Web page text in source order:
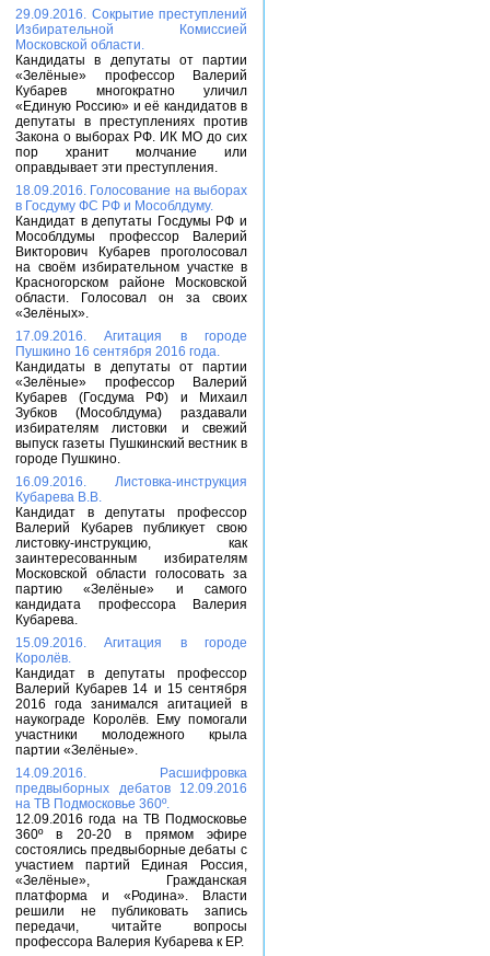
29.09.2016. Сокрытие преступлений
Избирательной Комиссией
Московской области.
Кандидаты в депутаты от партии
«Зелёные» профессор Валерий
Кубарев многократно уличил
«Единую Россию» и её кандидатов в
депутаты в преступлениях против
Закона о выборах РФ. ИК МО до сих
пор хранит молчание или
оправдывает эти преступления.
18.09.2016. Голосование на выборах
в Госдуму ФС РФ и Мособлдуму.
Кандидат в депутаты Госдумы РФ и
Мособлдумы профессор Валерий
Викторович Кубарев проголосовал
на своём избирательном участке в
Красногорском районе Московской
области. Голосовал он за своих
«Зелёных».
17.09.2016. Агитация в городе
Пушкино 16 сентября 2016 года.
Кандидаты в депутаты от партии
«Зелёные» профессор Валерий
Кубарев (Госдума РФ) и Михаил
Зубков (Мособлдума) раздавали
избирателям листовки и свежий
выпуск газеты Пушкинский вестник в
городе Пушкино.
16.09.2016. Листовка-инструкция
Кубарева В.В.
Кандидат в депутаты профессор
Валерий Кубарев публикует свою
листовку-инструкцию, как
заинтересованным избирателям
Московской области голосовать за
партию «Зелёные» и самого
кандидата профессора Валерия
Кубарева.
15.09.2016. Агитация в городе
Королёв.
Кандидат в депутаты профессор
Валерий Кубарев 14 и 15 сентября
2016 года занимался агитацией в
наукограде Королёв. Ему помогали
участники молодежного крыла
партии «Зелёные».
14.09.2016. Расшифровка
предвыборных дебатов 12.09.2016
на ТВ Подмосковье 360º.
12.09.2016 года на ТВ Подмосковье
360º в 20-20 в прямом эфире
состоялись предвыборные дебаты с
участием партий Единая Россия,
«Зелёные», Гражданская
платформа и «Родина». Власти
решили не публиковать запись
передачи, читайте вопросы
профессора Валерия Кубарева к ЕР.